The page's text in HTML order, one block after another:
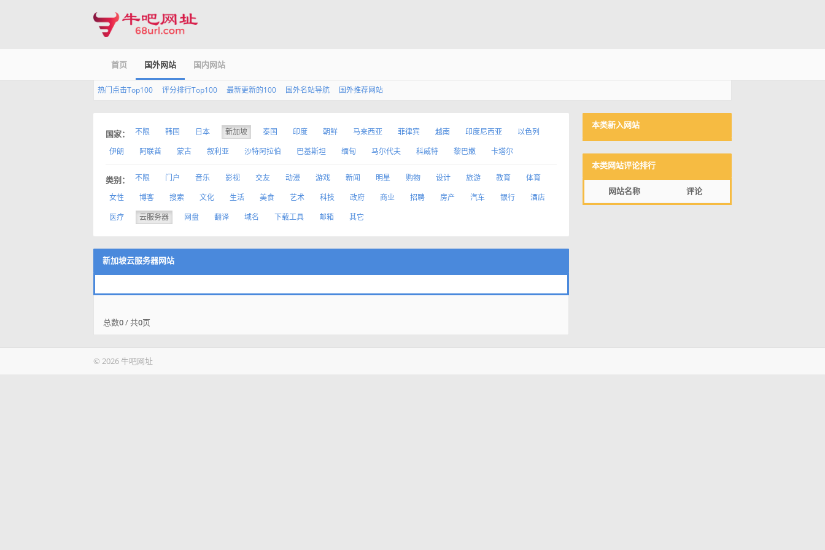
首页 国外网站 国内网站
热门点击Top100 评分排行Top100 最新更新的100 国外名站导航 国外推荐网站
国家： 不限 韩国 日本 新加坡 泰国 印度 朝鲜 马来西亚 菲律宾 越南 印度尼西亚
以色列
伊朗
阿联酋 蒙古 叙利亚 沙特阿拉伯 巴基斯坦 缅甸 马尔代夫 科威特 黎巴嫩 卡塔尔
类别： 不限 门户 音乐 影视 交友 动漫 游戏 新闻 明星 购物 设计 旅游 教育
体育
女性
博客 搜索 文化 生活 美食 艺术 科技 政府 商业 招聘 房产 汽车 银行
酒店
医疗
云服务器 网盘 翻译 域名 下载工具 邮箱 其它
新加坡云服务器网站
总数0/ 共0页
本类新入网站
本类网站评论排行
网站名称 评论
© 2026 牛吧网址